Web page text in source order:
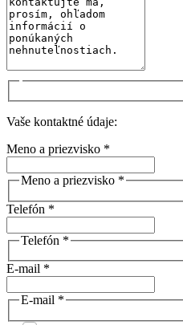
Vaše kontaktné údaje:
Meno a priezvisko *
Meno a priezvisko *
Telefón *
Telefón *
E-mail *
E-mail *